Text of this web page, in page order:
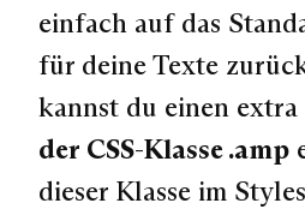
einfach auf das
für deine Texte
kannst du einen extra
der CSS-Klasse .amp
dieser Klasse im